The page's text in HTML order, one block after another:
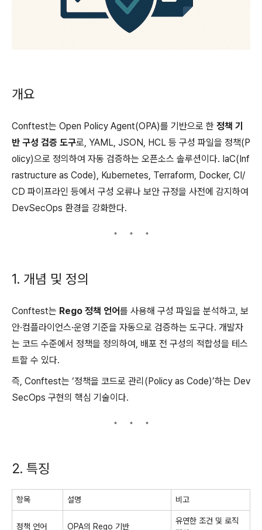
개요
Conftest는 Open Policy Agent(OPA)를 기반으로 한 정책 기
반 구성 검증 도구로, YAML, JSON, HCL 등 구성 파일을 정책(P
olicy)으로 정의하여 자동 검증하는 오픈소스 솔루션이다. IaC(Inf
rastructure as Code), Kubernetes, Terraform, Docker, CI/
CD 파이프라인 등에서 구성 오류나 보안 규정을 사전에 감지하여
DevSecOps 환경을 강화한다.
1. 개념 및 정의
Conftest는 Rego 정책 언어를 사용해 구성 파일을 분석하고, 보
안·컴플라이언스·운영 기준을 자동으로 검증하는 도구다. 개발자
는 코드 수준에서 정책을 정의하여, 배포 전 구성의 적합성을 테스
트할 수 있다.
즉, Conftest는 ‘정책을 코드로 관리(Policy as Code)’하는 Dev
SecOps 구현의 핵심 기술이다.
2. 특징
항목 설명 비고
정책 언어 OPA의 Rego 기반
유연한 조건 및 로직